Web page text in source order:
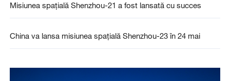
Misiunea spațială Shenzhou-21 a fost lansată cu succes
China va lansa misiunea spațială Shenzhou-23 în 24 mai